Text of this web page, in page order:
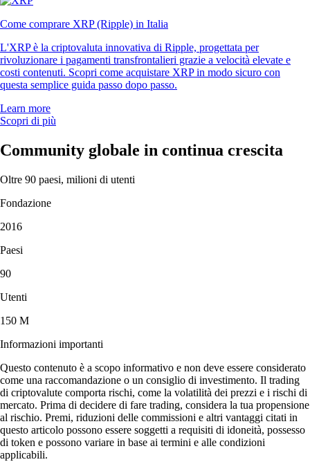
Come comprare XRP (Ripple) in Italia
L'XRP è la criptovaluta innovativa di Ripple, progettata per
rivoluzionare i pagamenti transfrontalieri grazie a velocità elevate e
costi contenuti. Scopri come acquistare XRP in modo sicuro con
questa semplice guida passo dopo passo.
Learn more
Scopri di più
Community globale in continua crescita
Oltre 90 paesi, milioni di utenti
Fondazione
2016
Paesi
90
Utenti
150 M
Informazioni importanti
Questo contenuto è a scopo informativo e non deve essere considerato
come una raccomandazione o un consiglio di investimento. Il trading
di criptovalute comporta rischi, come la volatilità dei prezzi e i rischi di
mercato. Prima di decidere di fare trading, considera la tua propensione
al rischio. Premi, riduzioni delle commissioni e altri vantaggi citati in
questo articolo possono essere soggetti a requisiti di idoneità, possesso
di token e possono variare in base ai termini e alle condizioni
applicabili.